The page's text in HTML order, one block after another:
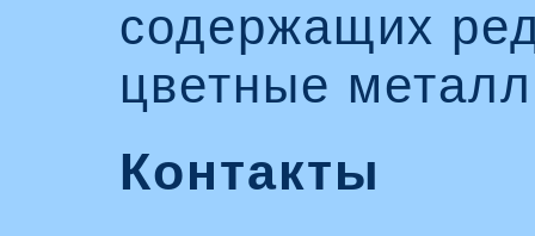
содержащих
цветные
Контакты